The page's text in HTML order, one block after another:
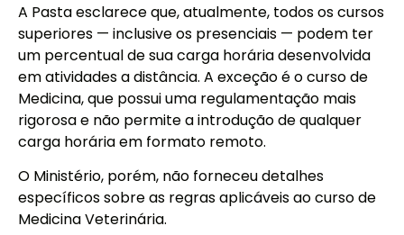
A Pasta esclarece que, atualmente, todos os cursos
superiores — inclusive os presenciais — podem ter
um percentual de sua carga horária desenvolvida
em atividades a distância. A exceção é o curso de
Medicina, que possui uma regulamentação mais
rigorosa e não permite a introdução de qualquer
carga horária em formato remoto.
O Ministério, porém, não forneceu detalhes
específicos sobre as regras aplicáveis ao curso de
Medicina Veterinária.